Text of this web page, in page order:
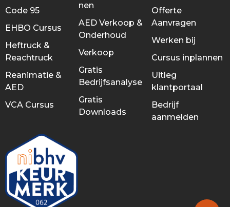
Code 95
EHBO Cursus
Heftruck &
Reachtruck
Reanimatie &
AED
VCA Cursus
nen
AED Verkoop &
Onderhoud
Verkoop
Gratis
Bedrijfsanalyse
Gratis
Downloads
Offerte
Aanvragen
Werken bij
Cursus inplannen
Uitleg
klantportaal
Bedrijf
aanmelden